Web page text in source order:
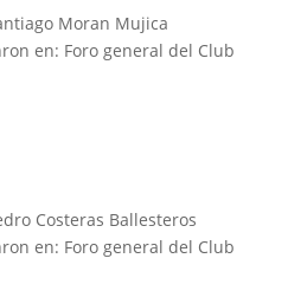
Moran Mujica
en: Foro general del Club
Costeras Ballesteros
en: Foro general del Club